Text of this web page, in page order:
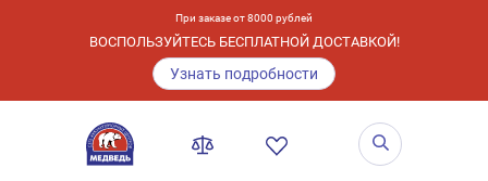
При заказе от 8000 рублей
ВОСПОЛЬЗУЙТЕСЬ БЕСПЛАТНОЙ ДОСТАВКОЙ!
Узнать подробности